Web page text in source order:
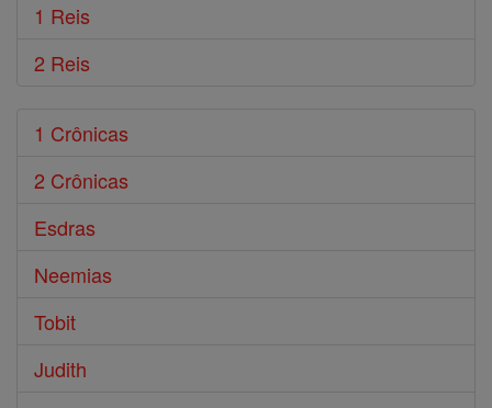
1 Reis
2 Reis
1 Crônicas
2 Crônicas
Esdras
Neemias
Tobit
Judith